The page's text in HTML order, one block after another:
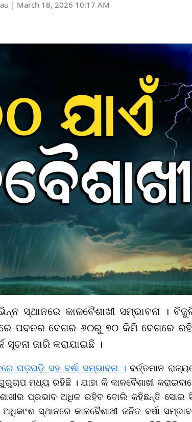
| March 18, 2026 10:17 AM
ସ୍ଥାନରେ କାଳବୈଶାଖୀ ସମ୍ଭାବନା ।
ପବନର ବେଗର ୬୦ରୁ ୭୦ କିମି ବେଗରେ
ଜାରି କରାଯାଇଛି ।
ଘଡ଼ଘଡ଼ି ସହ ବର୍ଷା ସମ୍ଭାବନା । ବର୍ତ୍ତମାନ
ମଧ୍ୟ ରହିଛି । ଯାହା କି କାଳବୈଶାଖୀ
ପ୍ରଭାବ ଅଧିକ ରହିବ ବୋଲି କହିଛନ୍ତି
ସ୍ଥାନରେ କାଳବୈଶାଖୀ ଜନିତ ବର୍ଷା